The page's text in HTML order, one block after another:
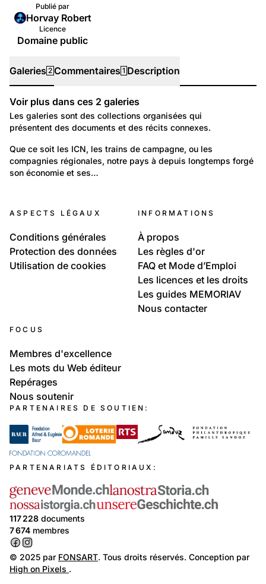
Publié par
Horvay Robert
Licence
Domaine public
Galeries 2 Commentaires 1 Description
Galeries
Voir plus dans ces 2 galeries
Les galeries sont des collections organisées qui
présentent des documents et des récits connexes.
Travail et Economie: Entreprises
Trains de Suisse
Que ce soit les ICN, les trains de campagne, ou les
compagnies régionales, notre pays à depuis longtemps forgé
son économie et ses…
Identité perdu ..CH..
ASPECTS LÉGAUX
Conditions générales
Protection des données
Utilisation de cookies
INFORMATIONS
À propos
Les règles d'or
FAQ et Mode d’Emploi
Les licences et les droits
Les guides MEMORIAV
Nous contacter
FOCUS
Membres d'excellence
Les mots du Web éditeur
Repérages
Nous soutenir
PARTENAIRES DE SOUTIEN:
PARTENARIATS ÉDITORIAUX:
117 228 documents
7 674 membres
© 2025 par FONSART. Tous droits réservés. Conception par
High on Pixels .